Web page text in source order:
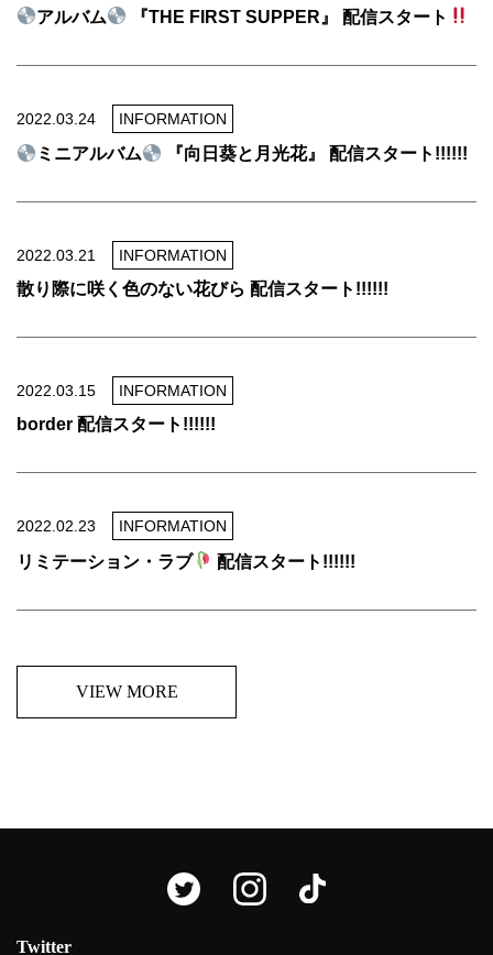
アルバム 『THE FIRST SUPPER』 配信スタート
2022.03.24 INFORMATION
ミニアルバム 『向日葵と月光花』 配信スタート!!!!!!
2022.03.21 INFORMATION
散り際に咲く色のない花びら 配信スタート!!!!!!
2022.03.15 INFORMATION
border 配信スタート!!!!!!
2022.02.23 INFORMATION
リミテーション・ラブ 配信スタート!!!!!!
VIEW MORE
Twitter